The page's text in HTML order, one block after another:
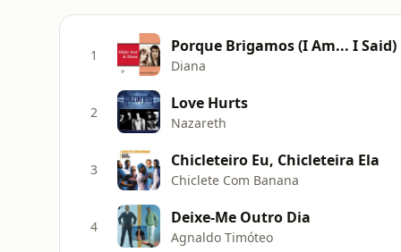
1 Porque Brigamos (I Am... I Said)
Diana
2 Love Hurts
Nazareth
3 Chicleteiro Eu, Chicleteira Ela
Chiclete Com Banana
4 Deixe-Me Outro Dia
Agnaldo Timóteo